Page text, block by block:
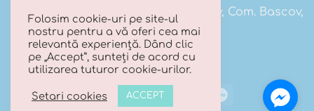
Adresa: Str. Scolii nr 16B, Sat. Bascov, Com. Bascov,
Jud Arges
Visa MasterCard Maestro
Folosim cookie-uri pe site-ul
nostru pentru a vă oferi cea mai
relevantă experiență. Dând clic
pe „Accept”, sunteți de acord cu
utilizarea tuturor cookie-urilor.
Setari cookies ACCEPT